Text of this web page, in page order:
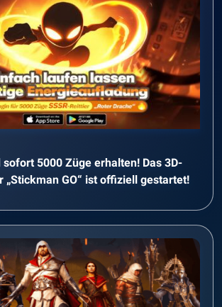
5000 Züge erhalten! Das 3D-
„Stickman GO“ ist offiziell gestartet!